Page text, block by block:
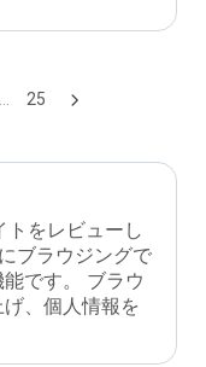
25
トをレビューし
ブラウジングで
です。 ブラウ
、個人情報を